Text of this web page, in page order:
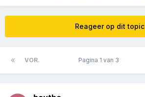
Reageer op dit topic
VOR. Pagina 1 van 3